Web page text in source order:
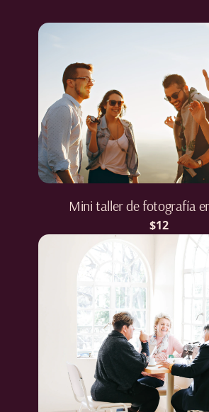
Mini taller de fotografía
$12